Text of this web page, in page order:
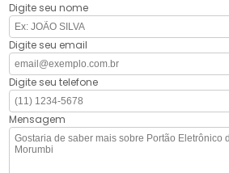
Digite seu nome
Digite seu email
Digite seu telefone
Mensagem